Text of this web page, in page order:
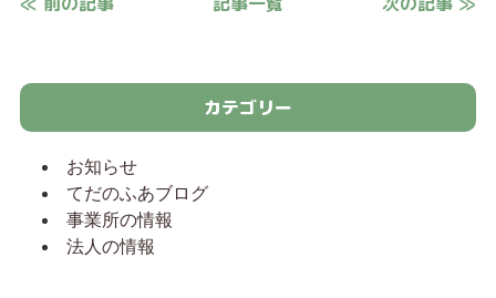
カテゴリー
お知らせ
てだのふあブログ
事業所の情報
法人の情報